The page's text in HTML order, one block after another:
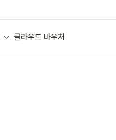
클라우드 바우처